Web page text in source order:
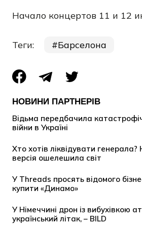
Начало концертов 11 и 12
Теги: Барселона